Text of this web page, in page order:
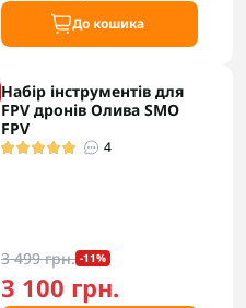
До кошика
Набір інструментів для
FPV дронів Олива SMO
FPV
4
3 499 грн. -11%
3 100 грн.